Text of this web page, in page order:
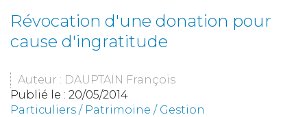
Révocation d'une donation pour
cause d'ingratitude
Auteur : DAUPTAIN François
Publié le : 20/05/2014
Particuliers / Patrimoine / Gestion